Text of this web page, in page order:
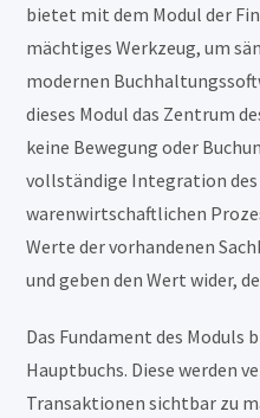
bietet mit dem Modul der
mächtiges Werkzeug, um
modernen
dieses Modul das Zentrum
keine Bewegung oder
vollständige Integration des
warenwirtschaftlichen
Werte der vorhandenen
und geben den Wert wider,
Das Fundament des Moduls
Hauptbuchs. Diese werden
Transaktionen sichtbar zu